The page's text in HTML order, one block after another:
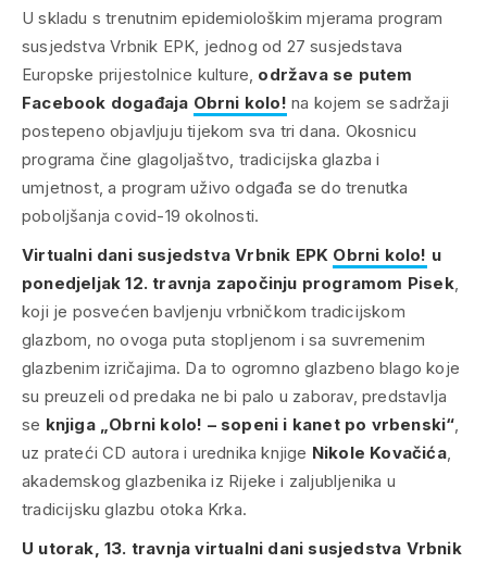
U skladu s trenutnim epidemiološkim mjerama program
susjedstva Vrbnik EPK, jednog od 27 susjedstava
Europske prijestolnice kulture, održava se putem
Facebook događaja Obrni kolo! na kojem se sadržaji
postepeno objavljuju tijekom sva tri dana. Okosnicu
programa čine glagoljaštvo, tradicijska glazba i
umjetnost, a program uživo odgađa se do trenutka
poboljšanja covid-19 okolnosti.
Virtualni dani susjedstva Vrbnik EPK Obrni kolo! u
ponedjeljak 12. travnja započinju programom Pisek,
koji je posvećen bavljenju vrbničkom tradicijskom
glazbom, no ovoga puta stopljenom i sa suvremenim
glazbenim izričajima. Da to ogromno glazbeno blago koje
su preuzeli od predaka ne bi palo u zaborav, predstavlja
se knjiga „Obrni kolo! – sopeni i kanet po vrbenski“
uz prateći CD autora i urednika knjige Nikole Kovačića,
akademskog glazbenika iz Rijeke i zaljubljenika u
tradicijsku glazbu otoka Krka.
U utorak, 13. travnja virtualni dani susjedstva Vrbnik